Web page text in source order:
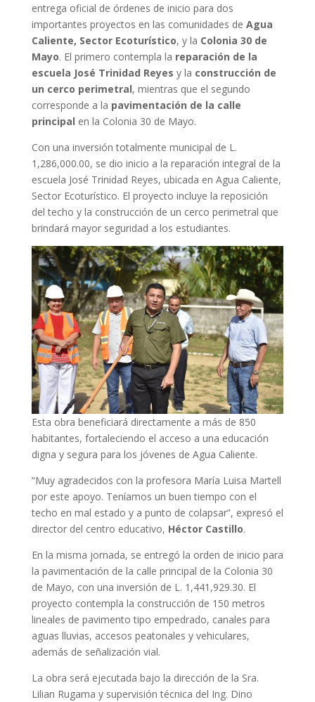
entrega oficial de órdenes de inicio para dos
importantes proyectos en las comunidades de Agua
Caliente, Sector Ecoturístico, y la Colonia 30 de
Mayo. El primero contempla la reparación de la
escuela José Trinidad Reyes y la construcción de
un cerco perimetral, mientras que el segundo
corresponde a la pavimentación de la calle
principal en la Colonia 30 de Mayo.
Con una inversión totalmente municipal de L.
1,286,000.00, se dio inicio a la reparación integral de la
escuela José Trinidad Reyes, ubicada en Agua Caliente,
Sector Ecoturístico. El proyecto incluye la reposición
del techo y la construcción de un cerco perimetral que
brindará mayor seguridad a los estudiantes.
Esta obra beneficiará directamente a más de 850
habitantes, fortaleciendo el acceso a una educación
digna y segura para los jóvenes de Agua Caliente.
“Muy agradecidos con la profesora María Luisa Martell
por este apoyo. Teníamos un buen tiempo con el
techo en mal estado y a punto de colapsar”, expresó el
director del centro educativo, Héctor Castillo.
En la misma jornada, se entregó la orden de inicio para
la pavimentación de la calle principal de la Colonia 30
de Mayo, con una inversión de L. 1,441,929.30. El
proyecto contempla la construcción de 150 metros
lineales de pavimento tipo empedrado, canales para
aguas lluvias, accesos peatonales y vehiculares,
además de señalización vial.
La obra será ejecutada bajo la dirección de la Sra.
Lilian Rugama y supervisión técnica del Ing. Dino